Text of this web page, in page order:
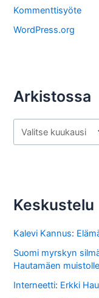
t
a
Kommenttisyöte
WordPress.org
Arkistossa
r
s
o
s
s
a
Keskustelu
Kalevi Kannus:
Suomi myrskyn
Hautamäen muistolle
Interneetti: Erkki